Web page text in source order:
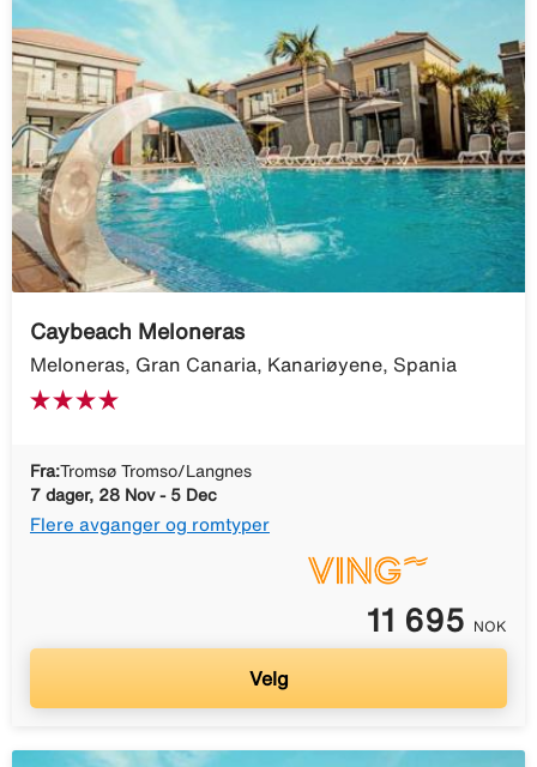
Caybeach Meloneras
Meloneras, Gran Canaria, Kanariøyene, Spania
Fra:Tromsø Tromso/Langnes
7 dager, 28 Nov - 5 Dec
Flere avganger og romtyper
11 695 NOK
Velg